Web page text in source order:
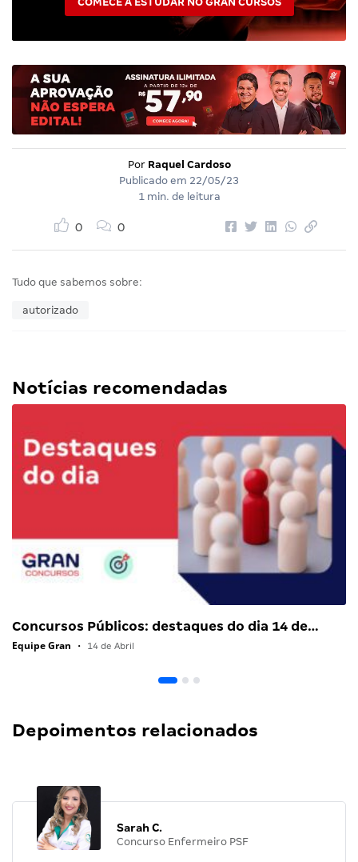
Por Raquel Cardoso
Publicado em 22/05/23
1 min. de leitura
0 0
Tudo que sabemos sobre:
autorizado
Notícias recomendadas
Concursos Públicos: destaques do dia 14 de…
Equipe Gran • 14 de Abril
Depoimentos relacionados
Sarah C.
Concurso Enfermeiro PSF